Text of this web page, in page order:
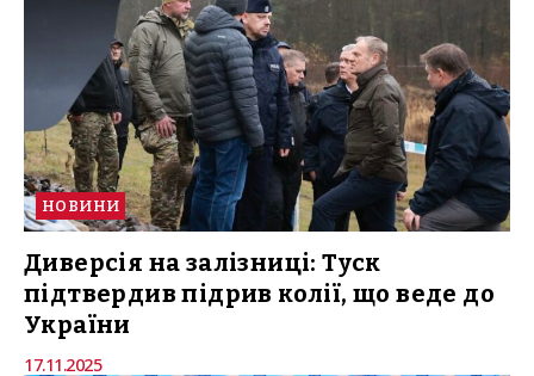
НОВИНИ
Диверсія на залізниці: Туск
підтвердив підрив колії, що веде до
України
17.11.2025